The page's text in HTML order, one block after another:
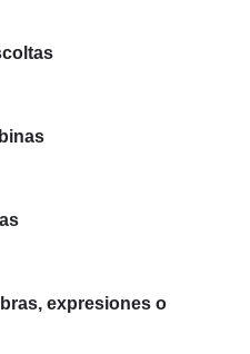
expresiones o